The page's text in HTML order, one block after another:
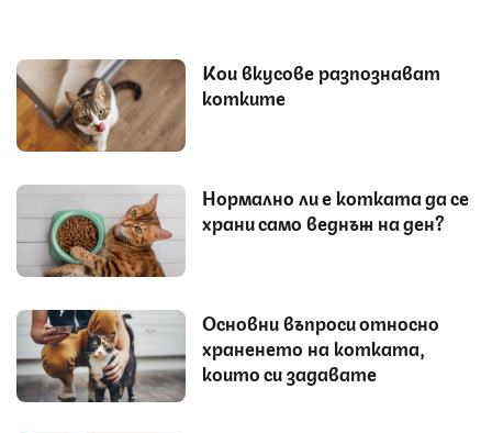
Кои вкусове разпознават
котките
Нормално ли е котката да се
храни само веднъж на ден?
Основни въпроси относно
храненето на котката,
които си задавате